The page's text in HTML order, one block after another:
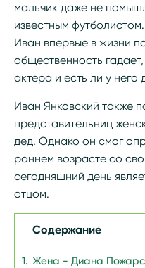
мальчик даже не
известным
Иван впервые в жизни
общественность
актера и есть ли у него
Иван Янковский также
представительниц
дед. Однако он смог
раннем возрасте со
сегодняшний день
отцом.
Содержание
Жена - Диана